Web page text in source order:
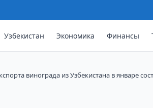
Узбекистан Экономика Финансы
винограда из Узбекистана в январе